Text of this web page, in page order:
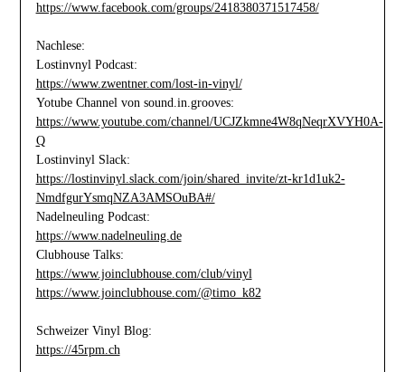
https://www.facebook.com/groups/2418380371517458/
Nachlese:
Lostinvnyl Podcast:
https://www.zwentner.com/lost-in-vinyl/
Yotube Channel von sound.in.grooves:
https://www.youtube.com/channel/UCJZkmne4W8qNeqrXVYH0A-
Q
Lostinvinyl Slack:
https://lostinvinyl.slack.com/join/shared_invite/zt-kr1d1uk2-
NmdfgurYsmqNZA3AMSOuBA#/
Nadelneuling Podcast:
https://www.nadelneuling.de
Clubhouse Talks:
https://www.joinclubhouse.com/club/vinyl
https://www.joinclubhouse.com/@timo_k82
Schweizer Vinyl Blog:
https://45rpm.ch